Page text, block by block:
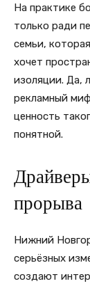
На практике
только ради
семьи,
хочет
изоляции. Да,
рекламный
ценность
понятной.
прорыва
Нижний
серьёзных
создают